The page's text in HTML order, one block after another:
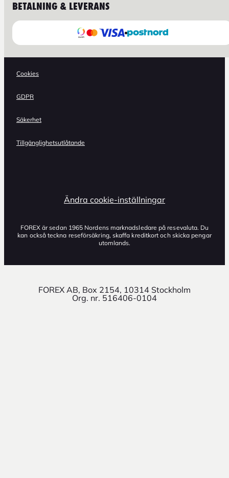
BETALNING & LEVERANS
Cookies
GDPR
Säkerhet
Tillgänglighetsutlåtande
Ändra cookie-inställningar
FOREX är sedan 1965 Nordens marknadsledare på resevaluta. Du
kan också teckna reseförsäkring, skaffa kreditkort och skicka pengar
utomlands.
FOREX AB, Box 2154, 10314 Stockholm
Org. nr. 516406-0104